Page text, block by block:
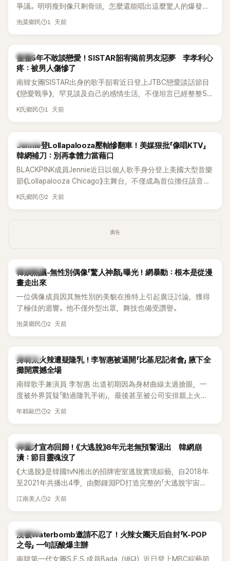
爭議。明明瘦到像只剩骨頭，怎麼還能唱出這麼驚人的爆發力
和音量？
泡菜鄉民 1 天前
韓星
整整5年不敢談戀愛！SISTAR韶宥揭前男友惡夢 李孝利心
疼：被男人傷慘了
南韓女團SISTAR出身的歌手韶宥近日登上JTBC戀愛談話節目
《戀愛戰爭》，罕見談及自己的感情生活，不僅坦言已經整整5
年沒有談戀愛，更首度透露空窗至今的原因，全與上一段戀情
K氏鄉民 1 天前
K-POP
Jennie登Lollapalooza壓軸慘翻車！美媒狠批「像唱KTV」
韓網補刀：別再拿體力當藉口
BLACKPINK成員Jennie近日以個人歌手身分登上美國大型音樂
節《Lollapalooza Chicago》主舞台，不僅成為首位擔任該音樂
節Headliner（壓軸主秀）的K-POP女SOLO歌手，寫下全新紀
K氏鄉民 2 天前
廣告
熱議討論
韓娛熱議-無性別偶像「驚人神顏」曝光！網暴動：根本是從漫
畫走出來
一位偶像成員因其無性別的美貌在推特上引起廣泛討論，獲得
了極佳的迴響。他不僅外型出眾，舞技也備受讚譽。
泡菜鄉民 2 天前
K-POP
身材太火辣遭疑隆乳！李智惠被逼開「比基尼記者會」 腋下全
攤開震撼全場
南韓歌手兼演員 李智惠 出道初期因為身材曲線太過搶眼，一
度被外界質疑「動過隆乳手術」，最後甚至被公司安排親上火
線，召開前所未見的「泳裝記者會」澄清。這場記者會後來還被
熱議。 2日播出的 SBS 綜藝節目《我的經紀人太難搞－秘書
鎮》，邀請同時兼顧工作與育兒的演藝圈代表「媽媽群」——李智
惠、李賢怡、李恩亨，以第13位「My Star」身分登場，分享最真
實的生活日常。 節目一開始，李瑞鎮 率先與李智惠會合，兩人
邊搭車邊聊天，氣氛輕鬆。聊到最近的新聞，李瑞鎮突然直球
發問：「妳不是上新聞了？說妳去做整形？是人中縮短手術嗎？」
延燒到過去的爭議。李瑞鎮脫口補刀：「妳以前不是還在游泳池
開過記者會？」直接點名她當年的風波。李智惠聽了忍不住笑
說：「哥怎麼連這個都知道？」李瑞鎮則回嘴：「那時候新聞鬧那
年糕歐巴 2 天前
韓星
神童才宣布回歸！《大逃脫》8年元老無預警退出 韓網崩
潰：節目靈魂沒了
《大逃脫》是韓國tvN推出的招牌密室逃脫實境綜藝，自2018年
至2021年共播出4季，由鄭鍾淵PD打造完整的「大逃脫宇宙
（DTCU）」，憑藉燒腦劇情、電影級場景與龐大世界觀，累積
江南美人 2 天前
K-POP
沒被Waterbomb邀請不忍了！火辣女團天后自封「K-POP
之母」 一句話酸爆主辦
南韓第一代女團S.E.S.成員Bada（바다）近日登上MBC綜藝節